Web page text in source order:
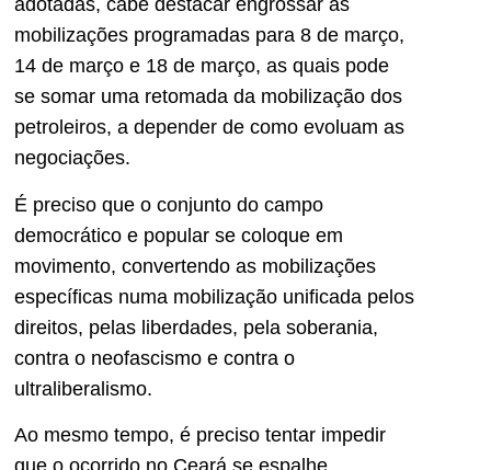
adotadas, cabe destacar engrossar as
mobilizações programadas para 8 de março,
14 de março e 18 de março, as quais pode
se somar uma retomada da mobilização dos
petroleiros, a depender de como evoluam as
negociações.
É preciso que o conjunto do campo
democrático e popular se coloque em
movimento, convertendo as mobilizações
específicas numa mobilização unificada pelos
direitos, pelas liberdades, pela soberania,
contra o neofascismo e contra o
ultraliberalismo.
Ao mesmo tempo, é preciso tentar impedir